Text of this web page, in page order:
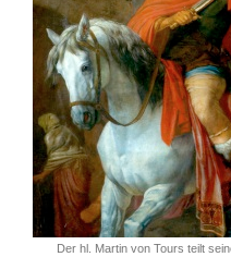
Der hl. Martin von Tours teilt